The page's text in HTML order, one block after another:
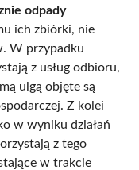
odpady
ich zbiórki, nie
W przypadku
z usług odbioru,
ulgą objęte są
Z kolei
w wyniku działań
z tego
w trakcie